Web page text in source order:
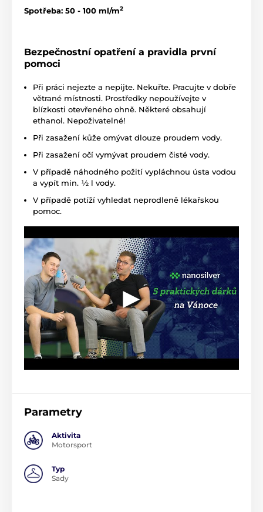
Spotřeba: 50 - 100 ml/m2
Bezpečnostní opatření a pravidla první
pomoci
Při práci nejezte a nepijte. Nekuřte. Pracujte v dobře
větrané místnosti. Prostředky nepoužívejte v
blízkosti otevřeného ohně. Některé obsahují
ethanol. Nepoživatelné!
Při zasažení kůže omývat dlouze proudem vody.
Při zasažení očí vymývat proudem čisté vody.
V případě náhodného požití vypláchnou ústa vodou
a vypít min. ½ l vody.
V případě potíží vyhledat neprodleně lékařskou
pomoc.
Parametry
Aktivita
Motorsport
Typ
Sady